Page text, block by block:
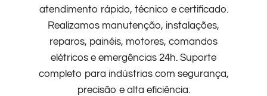
atendimento rápido, técnico e certificado.
Realizamos manutenção, instalações,
reparos, painéis, motores, comandos
elétricos e emergências 24h. Suporte
completo para indústrias com segurança,
precisão e alta eficiência.